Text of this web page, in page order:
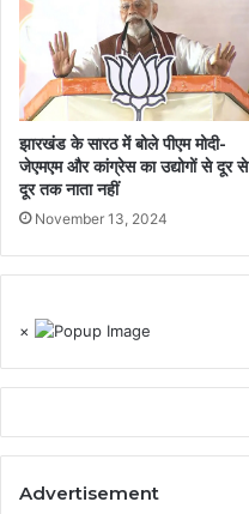
झारखंड के सारठ में बोले पीएम मोदी-
जेएमएम और कांग्रेस का उद्योगों से दूर से
दूर तक नाता नहीं
November 13, 2024
×
Advertisement